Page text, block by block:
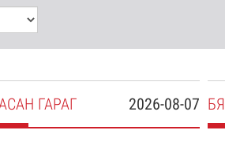
2026-08-07
ГАРАГ БЯ